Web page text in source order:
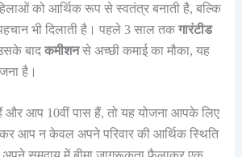
को आर्थिक रूप से स्वतंत्र बनाती है, बल्कि
भी दिलाती है। पहले 3 साल तक गारंटीड
बाद कमीशनसे अच्छी कमाई का मौका, यह
है।
और आप 10वीं पास हैं, तो यह योजना आपके लिए
आप न केवल अपने परिवार की आर्थिक स्थिति